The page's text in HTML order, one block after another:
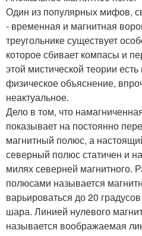
Один из популярных мифов,
- временная и магнитная
треугольнике существует
которое сбивает компасы и
этой мистической теории
физическое объяснение,
неактуальное.
Дело в том, что
показывает на постоянно
магнитный полюс, а
северный полюс статичен и
милях северней магнитного.
полюсами называется
варьироваться до 20
шара. Линией нулевого
называется воображаемая